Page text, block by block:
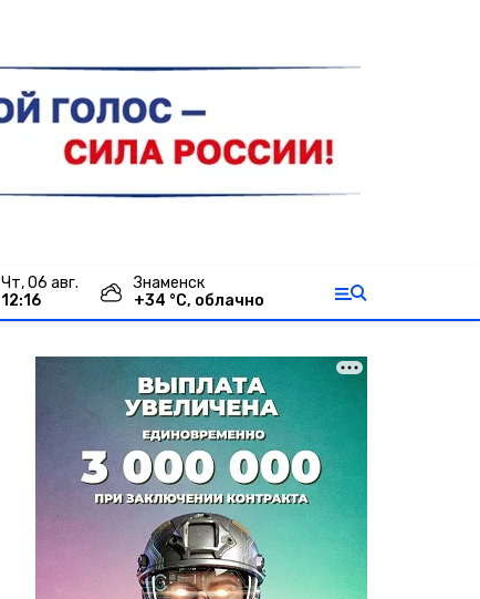
чт, 06 авг.
12:16
Знаменск
+34 °С, облачно